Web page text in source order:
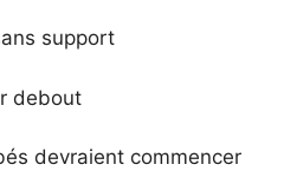
support
debout
devraient commencer